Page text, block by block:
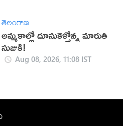
తెలంగాణ
అమ్మకాల్లో దూసుకెళ్తోన్న మారుతి
సుజుకి!
Aug 08, 2026, 11:08 IST